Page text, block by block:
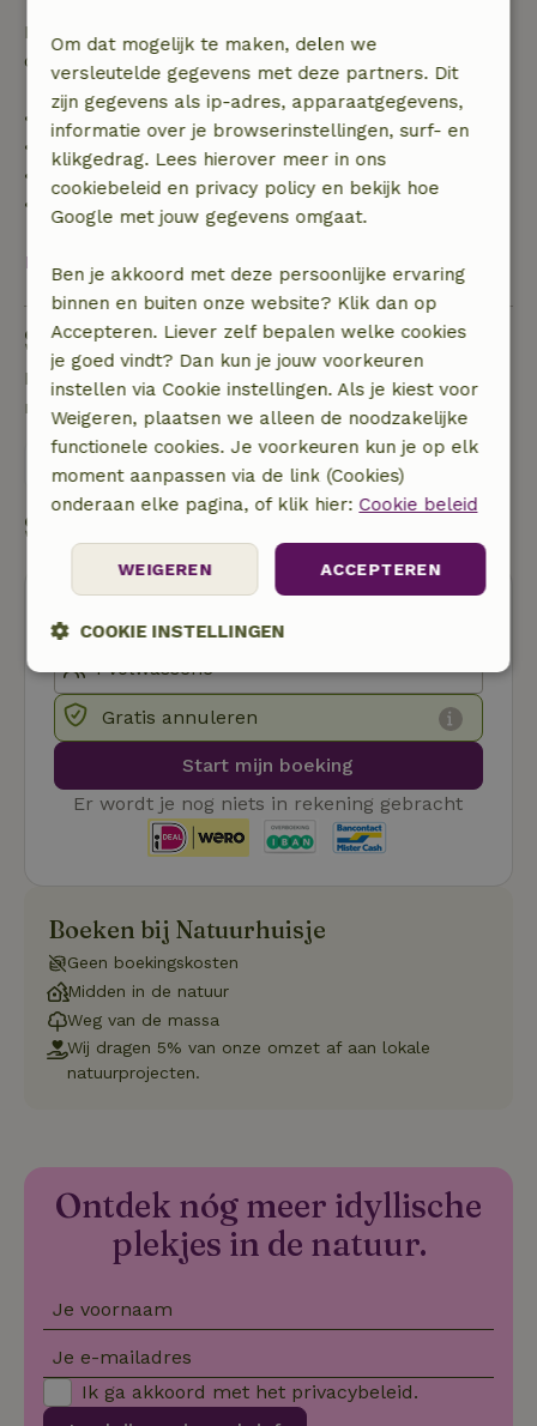
Daarna krijg je een deel van de reissom en 100% van
de borg terugbetaald:
• tot 42 dagen voor aankomst: 70% terugbetaald
• 42–28 dagen voor aankomst: 40% terugbetaald
• 28 dagen tot de aankomstdag: 10% terugbetaald
• op de aankomstdag of later: geen terugbetaling
Bekijk alles
Stel een vraag
Neem contact op met de verhuurder van het
natuurhuisje
Stuur een bericht
Start mijn boeking
Gratis annuleren
Start mijn boeking
Er wordt je nog niets in rekening gebracht
Boeken bij Natuurhuisje
Geen boekingskosten
Midden in de natuur
Weg van de massa
Wij dragen 5% van onze omzet af aan lokale
natuurprojecten.
Ontdek nóg meer idyllische
plekjes in de natuur.
Je voornaam
Je e-mailadres
Ik ga akkoord met het privacybeleid.
Om dat mogelijk te maken, delen we
versleutelde gegevens met deze partners. Dit
zijn gegevens als ip-adres, apparaatgegevens,
informatie over je browserinstellingen, surf- en
klikgedrag. Lees hierover meer in ons
cookiebeleid en privacy policy en bekijk hoe
Google met jouw gegevens omgaat.
Ben je akkoord met deze persoonlijke ervaring
binnen en buiten onze website? Klik dan op
Accepteren. Liever zelf bepalen welke cookies
je goed vindt? Dan kun je jouw voorkeuren
instellen via Cookie instellingen. Als je kiest voor
Weigeren, plaatsen we alleen de noodzakelijke
functionele cookies. Je voorkeuren kun je op elk
moment aanpassen via de link (Cookies)
onderaan elke pagina, of klik hier: Cookie beleid
ACCEPTEREN
WEIGEREN
COOKIE INSTELLINGEN
noodzakelijk
Functioneel
Strikt noodzakelijk
Strikt noodzakelijke cookies maken de kernfunctionaliteiten
van de website mogelijk, zoals gebruikersaanmelding en
accountbeheer. De website kan niet goed worden gebruikt
.ct.pinterest.com